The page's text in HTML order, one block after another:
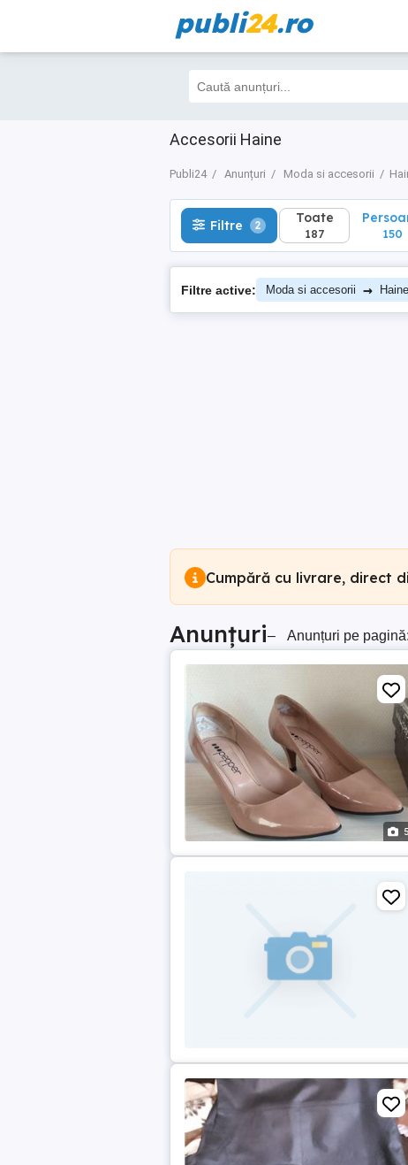
publi24.ro
Accesorii Haine
Publi24 Anunțuri Moda si accesorii
Filtre 2 Toate
187
Filtre 2 Toate
187 150
Filtre active: Moda si accesorii → Haine
Cumpără cu livrare, direct
Anunțuri– Anunțuri pe pagină:
5